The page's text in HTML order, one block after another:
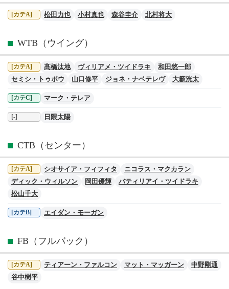
[カテA] 松田力也 小村真也 森谷圭介 北村将大
WTB（ウイング）
[カテA] 髙橋汰地 ヴィリアメ・ツイドラキ
和田悠一郎
セミシ・トゥポウ
山口修平 ジョネ・ナベテレヴ 大籔洸太
[カテC] マーク・テレア
[-] 日隈太陽
CTB（センター）
[カテA] シオサイア・フィフィタ
ニコラス・マクカラン
ディック・ウィルソン
岡田優輝
バティリアイ・ツイドラキ
松山千大
[カテB] エイダン・モーガン
FB（フルバック）
[カテA] ティアーン・ファルコン マット・マッガーン
中野剛通
谷中樹平